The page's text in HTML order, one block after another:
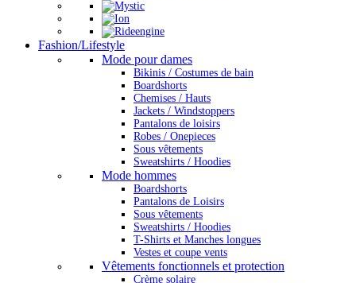
Fashion/Lifestyle
Mode pour dames
Bikinis / Costumes de bain
Boardshorts
Chemises / Hauts
Jackets / Windstoppers
Pantalons de loisirs
Robes / Onepieces
Sous vêtements
Sweatshirts / Hoodies
Mode hommes
Boardshorts
Pantalons de Loisirs
Sous vêtements
Sweatshirts / Hoodies
T-Shirts et Manches longues
Vestes et coupe vents
Vêtements fonctionnels et protection
Crème solaire